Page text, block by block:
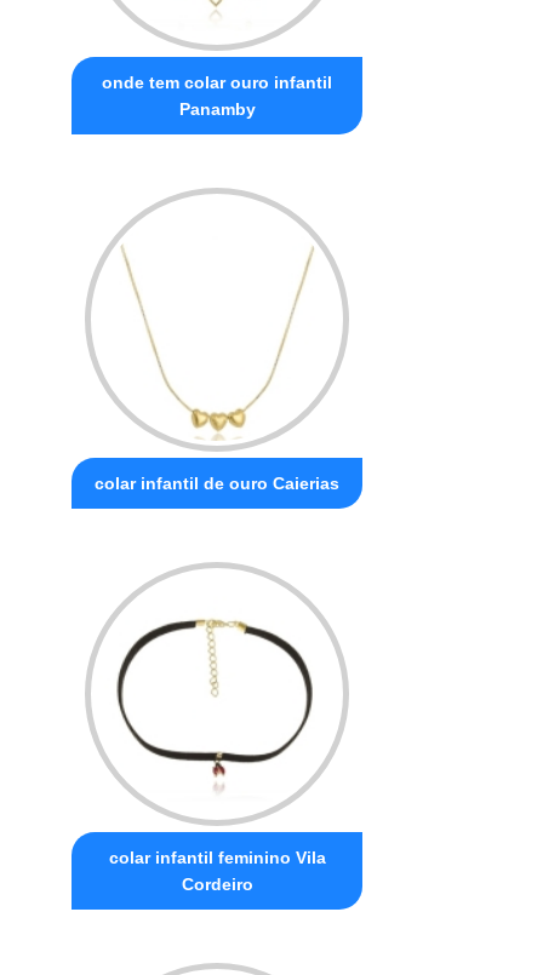
onde tem colar ouro infantil
Panamby
colar infantil de ouro Caierias
colar infantil feminino Vila
Cordeiro